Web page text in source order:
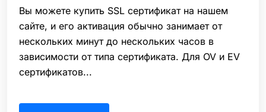
Вы можете купить SSL сертификат на нашем
сайте, и его активация обычно занимает от
нескольких минут до нескольких часов в
зависимости от типа сертификата. Для OV и EV
сертификатов...